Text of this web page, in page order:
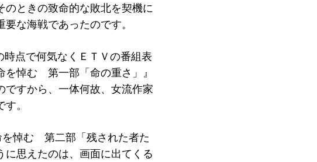
ときの致命的な敗北を契機に
な海戦であったのです。
点で何気なくＥＴＶの番組表
を悼む 第一部「命の重さ」』
すから、一体何故、女流作家
。
悼む 第二部「残された者た
思えたのは、画面に出てくる